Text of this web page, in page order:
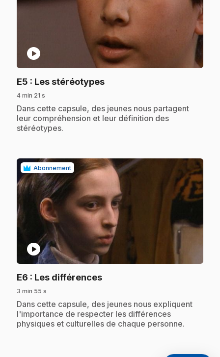
play_circle
E5 : Les stéréotypes.
4 min 21 s
.Dans cette capsule, des jeunes nous partagent
leur compréhension et leur définition des
stéréotypes.
Abonnement
play_circle
E6 : Les différences.
3 min 55 s
.Dans cette capsule, des jeunes nous expliquent
l'importance de respecter les différences
physiques et culturelles de chaque personne.